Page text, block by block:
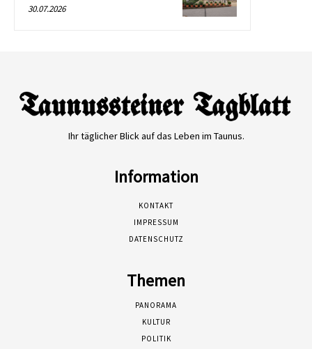
30.07.2026
Ihr täglicher Blick auf das Leben im Taunus.
Information
KONTAKT
IMPRESSUM
DATENSCHUTZ
Themen
PANORAMA
KULTUR
POLITIK